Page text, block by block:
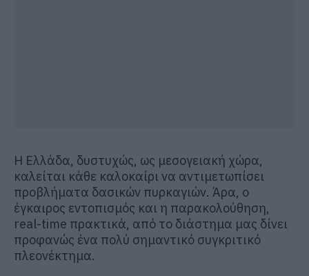
Η Ελλάδα, δυστυχώς, ως μεσογειακή χώρα,
καλείται κάθε καλοκαίρι να αντιμετωπίσει
προβλήματα δασικών πυρκαγιών. Άρα, ο
έγκαιρος εντοπισμός και η παρακολούθηση,
real-time πρακτικά, από το διάστημα μας δίνει
προφανώς ένα πολύ σημαντικό συγκριτικό
πλεονέκτημα.